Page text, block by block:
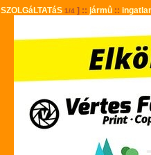
SZOLGáLTATáS 1/4] :: jármû::